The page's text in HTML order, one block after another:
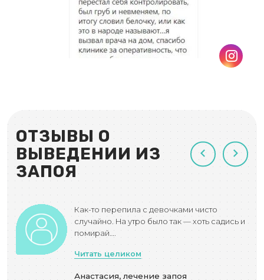
ОТЗЫВЫ О
ВЫВЕДЕНИИ ИЗ
ЗАПОЯ
Как-то перепила с девочками чисто
случайно. На утро было так — хоть садись и
помирай….
Читать целиком
Анастасия, лечение запоя